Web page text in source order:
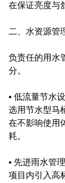
在保证亮度与
二、水资源管
负责任的用水
分。
• 低流量节水
选用节水型马
在不影响使用
耗。
• 先进雨水管
项目内引入高